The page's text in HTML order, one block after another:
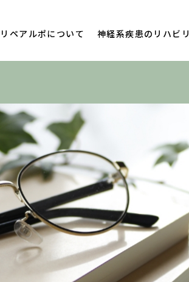
リペアルポについて 神経系疾患のリハビリ